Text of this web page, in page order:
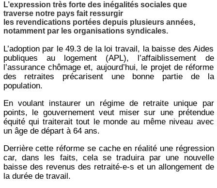
L’expression très forte des inégalités sociales que
traverse notre pays fait ressurgir
les revendications portées depuis plusieurs années,
notamment par les organisations syndicales.
L’adoption par le 49.3 de la loi travail, la baisse des Aides
publiques au logement (APL), l’affaiblissement de
l’assurance chômage et, aujourd’hui, le projet de réforme
des retraites précarisent une bonne partie de la
population.
En voulant instaurer un régime de retraite unique par
points, le gouvernement veut miser sur une prétendue
équité qui traiterait tout le monde au même niveau avec
un âge de départ à 64 ans.
Derrière cette réforme se cache en réalité une régression
car, dans les faits, cela se traduira par une nouvelle
baisse des revenus des retraité-e-s et un allongement de
la durée de travail.